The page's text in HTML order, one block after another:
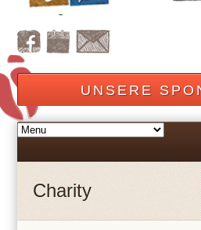
UNSERE
Charity